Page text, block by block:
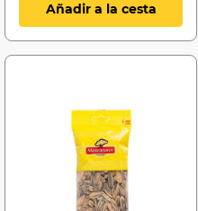
Añadir a la cesta